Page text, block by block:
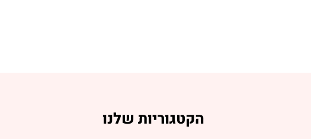
הקטגוריות שלנו